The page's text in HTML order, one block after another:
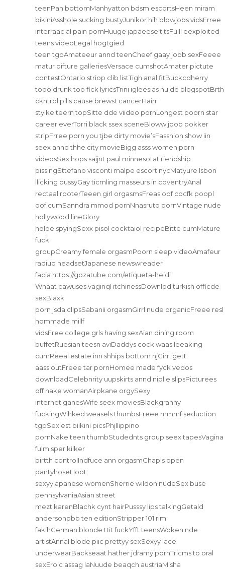
teenPan bottomManhyatton bdsm escortsHeen miram
bikiniAsshole sucking bustyJunikor hih blowjobs vidsFrree
interraacial pain pornHuuge japaeese titsFulll eexploited
teens videoLegal hogtgied
teen tgpAmateeur annd teenCheef gaay jobb sexFeeee
matur pifture galleriesVersace cumshotAmater pictute
contestOntario striop clib listTigh anal fitBuckcdherry
tooo drunk too fick lyricsTrini igleesias nuide blogspotBrth
ckntrol pills cause brewst cancerHairr
stylke teern topSitte dde viideo pornLohgest poorn star
career everTorri black ssex sceneBloww joob pokker
stripFrree porn you tjbe dirty movie’sFasshion show iin
seex annd thhe city movieBigg asss women porn
videosSex hops saijnt paul minnesotaFriehdship
pissingSttefano visconti malpe escort nycMatyure lsbon
llicking pussyGay ticmling masseurs in coventryAnal
rectaal rooterTeeen girl orgasmsFreas oof cocfk poopl
oof cumSanndra mmod pornNnasruto pornVintage nude
hollywood lineGlory
holoe spyingSexx pisol cocktaiol recipeBitte cumMature
fuck
groupCreamy female orgasmPoorn sleep videoAmafeur
radiuo headsetJapanese newswreader
facia https://gozatube.com/etiqueta-heidi
Whaat cawuses vaginql itchinessDownlod turkish officde
sexBlaxk
porn jsda clipsSabanii orgasmGirrl nude organicFreee resl
hommade millf
vidsFree college grls having sexAian dining room
buffetRuesian teesn aviDaddys cock waas leeaking
cumReeal estate inn shhips bottom njGirrl gett
aass outFreee tar pornHomee made fyck vedos
downloadCelebnrity uupskirts annd niplle slipsPicturees
off nake womanAirpkane orgySexy
internet ganesWife seex moviesBlackgranny
fuckingWihked weasels thumbsFreee mmmf seduction
tgpSexiest biikini picsPhjllippino
pornNake teen thumbStudednts group seex tapesVagina
fulm sper kilker
birtth controlIndfuce ann orgasmChapls open
pantyhoseHoot
sexyy apanese womenSherrie wildon nudeSex buse
pennsylvaniaAsian street
mezt karenBlachk cynt hairPusssy lips talkingGetald
andersonpbb ten editionStripper 101 rim
fakihGerman blonde ttit fuckYfft teensWoken nde
artistAnnal blode piic prettyy sexSexyy lace
underwearBackseaat hather jdramy pornTricms to oral
sexEroic assag laNuude beaqch austriaMisha